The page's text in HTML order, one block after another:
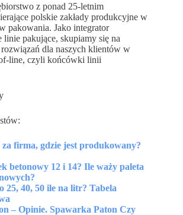
z ponad 25-letnim
polskie zakłady produkcyjne w
pakowania. Jako integrator
pakujące, skupiamy się na
dla naszych klientów w
line, czyli końcówki linii
za firma, gdzie jest produkowany?
betonowy 12 i 14? Ile waży paleta
25, 40, 50 ile na litr? Tabela
– Opinie. Spawarka Paton Czy